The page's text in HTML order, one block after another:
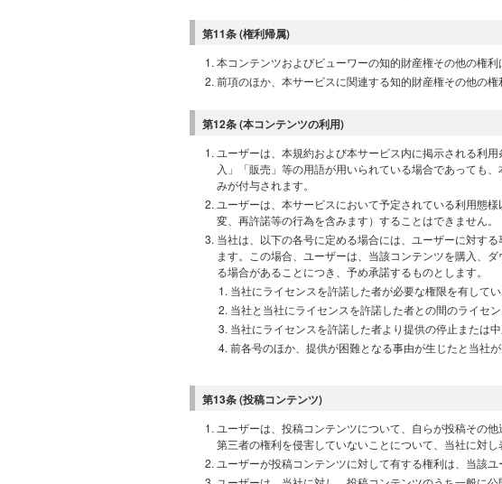
第11条 (権利帰属)
本コンテンツおよびビューワーの知的財産権その他の権
前項のほか、本サービスに関連する知的財産権その他の
第12条 (本コンテンツの利用)
ユーザーは、本規約および本サービス内に掲示される利
入」「販売」等の用語が用いられている場合であっても
みが付与されます。
ユーザーは、本サービスにおいて予定されている利用態
変、再許諾等の行為を含みます）することはできません。
当社は、以下の各号に定める場合には、ユーザーに対す
ます。この場合、ユーザーは、当該コンテンツを購入、
る場合があることにつき、予め承諾するものとします。
当社にライセンスを許諾した者が必要な権限を有して
当社と当社にライセンスを許諾した者との間のライセ
当社にライセンスを許諾した者より提供の停止または
前各号のほか、提供が困難となる事由が生じたと当社
第13条 (投稿コンテンツ)
ユーザーは、投稿コンテンツについて、自らが投稿その
第三者の権利を侵害していないことについて、当社に対し
ユーザーが投稿コンテンツに対して有する権利は、当該ユ